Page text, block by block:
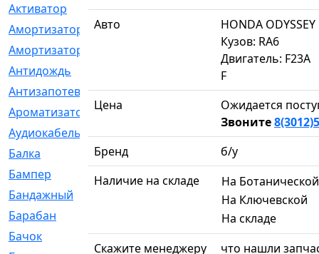
Активатор
[1]
Амортизатор
Амортизаторы
Антидождь
Антизапотеватель
[1]
Ароматизатор
Аудиокабель
[2]
Балка
Бампер
[137]
Бандажный
Барабан
Бачок
[40]
Авто
HONDA ODYSSEY
Кузов: RA6
Двигатель: F23A
F
Цена
Ожидается
Звоните
Бренд
б/у
Наличие на складе
На Ботанической
На Ключевской
На складе
Скажите менеджеру
что нашли